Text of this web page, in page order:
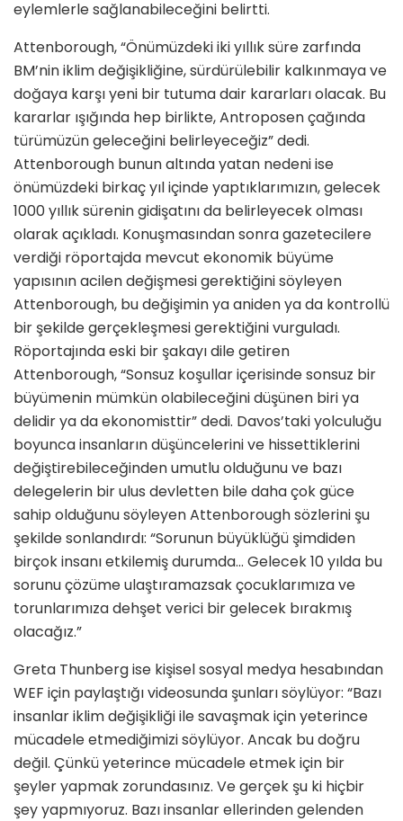
eylemlerle sağlanabileceğini belirtti.
Attenborough, “Önümüzdeki iki yıllık süre zarfında
BM’nin iklim değişikliğine, sürdürülebilir kalkınmaya ve
doğaya karşı yeni bir tutuma dair kararları olacak. Bu
kararlar ışığında hep birlikte, Antroposen çağında
türümüzün geleceğini belirleyeceğiz” dedi.
Attenborough bunun altında yatan nedeni ise
önümüzdeki birkaç yıl içinde yaptıklarımızın, gelecek
1000 yıllık sürenin gidişatını da belirleyecek olması
olarak açıkladı. Konuşmasından sonra gazetecilere
verdiği röportajda mevcut ekonomik büyüme
yapısının acilen değişmesi gerektiğini söyleyen
Attenborough, bu değişimin ya aniden ya da kontrollü
bir şekilde gerçekleşmesi gerektiğini vurguladı.
Röportajında eski bir şakayı dile getiren
Attenborough, “Sonsuz koşullar içerisinde sonsuz bir
büyümenin mümkün olabileceğini düşünen biri ya
delidir ya da ekonomisttir” dedi. Davos’taki yolculuğu
boyunca insanların düşüncelerini ve hissettiklerini
değiştirebileceğinden umutlu olduğunu ve bazı
delegelerin bir ulus devletten bile daha çok güce
sahip olduğunu söyleyen Attenborough sözlerini şu
şekilde sonlandırdı: “Sorunun büyüklüğü şimdiden
birçok insanı etkilemiş durumda… Gelecek 10 yılda bu
sorunu çözüme ulaştıramazsak çocuklarımıza ve
torunlarımıza dehşet verici bir gelecek bırakmış
olacağız.”
Greta Thunberg ise kişisel sosyal medya hesabından
WEF için paylaştığı videosunda şunları söylüyor: “Bazı
insanlar iklim değişikliği ile savaşmak için yeterince
mücadele etmediğimizi söylüyor. Ancak bu doğru
değil. Çünkü yeterince mücadele etmek için bir
şeyler yapmak zorundasınız. Ve gerçek şu ki hiçbir
şey yapmıyoruz. Bazı insanlar ellerinden gelenden